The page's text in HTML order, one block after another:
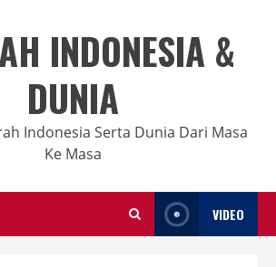
INDONESIA &
DUNIA
Indonesia Serta Dunia Dari Masa
Ke Masa
VIDEO